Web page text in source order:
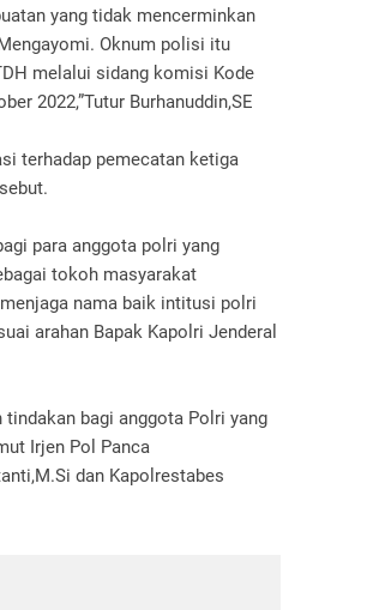
yang tidak mencerminkan
Oknum polisi itu
melalui sidang komisi Kode
2022,”Tutur Burhanuddin,SE
terhadap pemecatan ketiga
para anggota polri yang
tokoh masyarakat
nama baik intitusi polri
arahan Bapak Kapolri Jenderal
bagi anggota Polri yang
Irjen Pol Panca
dan Kapolrestabes